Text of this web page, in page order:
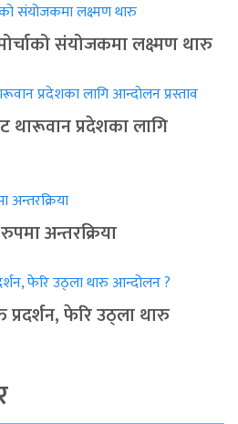
संयोजकमा लक्ष्मण थारु
प्रदेशका लागि
अन्तरक्रिया
फेरि उठ्ला थारु